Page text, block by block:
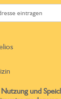
und